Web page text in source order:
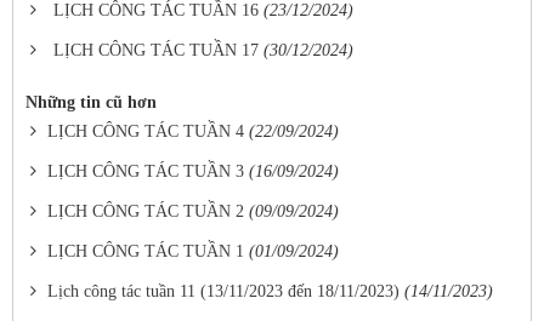
LỊCH CÔNG TÁC TUẦN 16 (23/12/2024)
LỊCH CÔNG TÁC TUẦN 17 (30/12/2024)
Những tin cũ hơn
LỊCH CÔNG TÁC TUẦN 4 (22/09/2024)
LỊCH CÔNG TÁC TUẦN 3 (16/09/2024)
LỊCH CÔNG TÁC TUẦN 2 (09/09/2024)
LỊCH CÔNG TÁC TUẦN 1 (01/09/2024)
Lịch công tác tuần 11 (13/11/2023 đến 18/11/2023) (14/11/2023)